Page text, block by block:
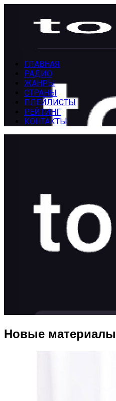
ГЛАВНАЯ
РАДИО
ЖАНРЫ
СТРАНЫ
ПЛЕЙЛИСТЫ
РЕЙТИНГ
КОНТАКТЫ
Новые материалы